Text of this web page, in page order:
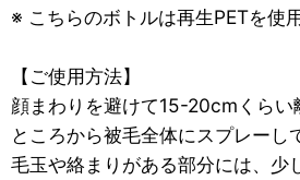
※ こちらのボトルは再生PETを使
【ご使用方法】
顔まわりを避けて15-20cmくらい
ところから被毛全体にスプレーし
毛玉や絡まりがある部分には、少